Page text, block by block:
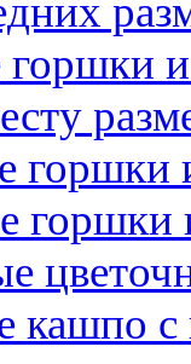
горшки
горшки
кашпо с